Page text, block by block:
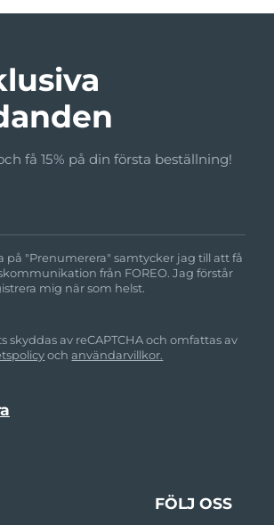
få 15% på din första beställning!
på "Prenumerera" samtycker jag till att få
från FOREO. Jag förstår
mig när som helst.
skyddas av reCAPTCHA och omfattas av
ochanvändarvillkor.
FÖLJ OSS